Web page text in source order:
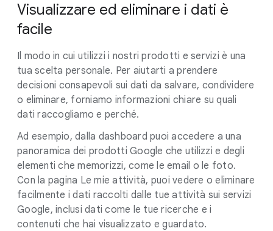
Visualizzare ed eliminare i dati è
facile
Il modo in cui utilizzi i nostri prodotti e servizi è una
tua scelta personale. Per aiutarti a prendere
decisioni consapevoli sui dati da salvare, condividere
o eliminare, forniamo informazioni chiare su quali
dati raccogliamo e perché.
Ad esempio, dalla dashboard puoi accedere a una
panoramica dei prodotti Google che utilizzi e degli
elementi che memorizzi, come le email o le foto.
Con la pagina Le mie attività, puoi vedere o eliminare
facilmente i dati raccolti dalle tue attività sui servizi
Google, inclusi dati come le tue ricerche e i
contenuti che hai visualizzato e guardato.